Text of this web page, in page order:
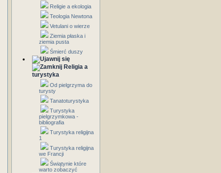
Religie a ekologia
Teologia Newtona
Vetulani o wierze
Ziemia płaska i
ziemia pusta
Śmierć duszy
Religia a
turystyka
Od pielgrzyma do
turysty
Tanatoturystyka
Turystyka
pielgrzymkowa -
bibliografia
Turystyka religijna
1
Turystyka religijna
we Francji
Świątynie które
warto zobaczyć